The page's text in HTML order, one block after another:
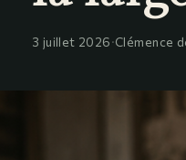
3 juillet 2026·Clémence